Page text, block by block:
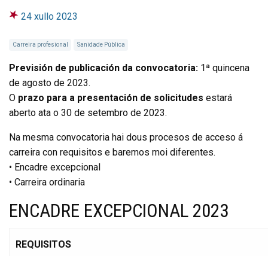
24 xullo 2023
Carreira profesional Sanidade Pública
Previsión de publicación da convocatoria: 1ª quincena
de agosto de 2023.
O prazo para a presentación de solicitudes estará
aberto ata o 30 de setembro de 2023.
Na mesma convocatoria hai dous procesos de acceso á
carreira con requisitos e baremos moi diferentes.
• Encadre excepcional
• Carreira ordinaria
ENCADRE EXCEPCIONAL 2023
REQUISITOS